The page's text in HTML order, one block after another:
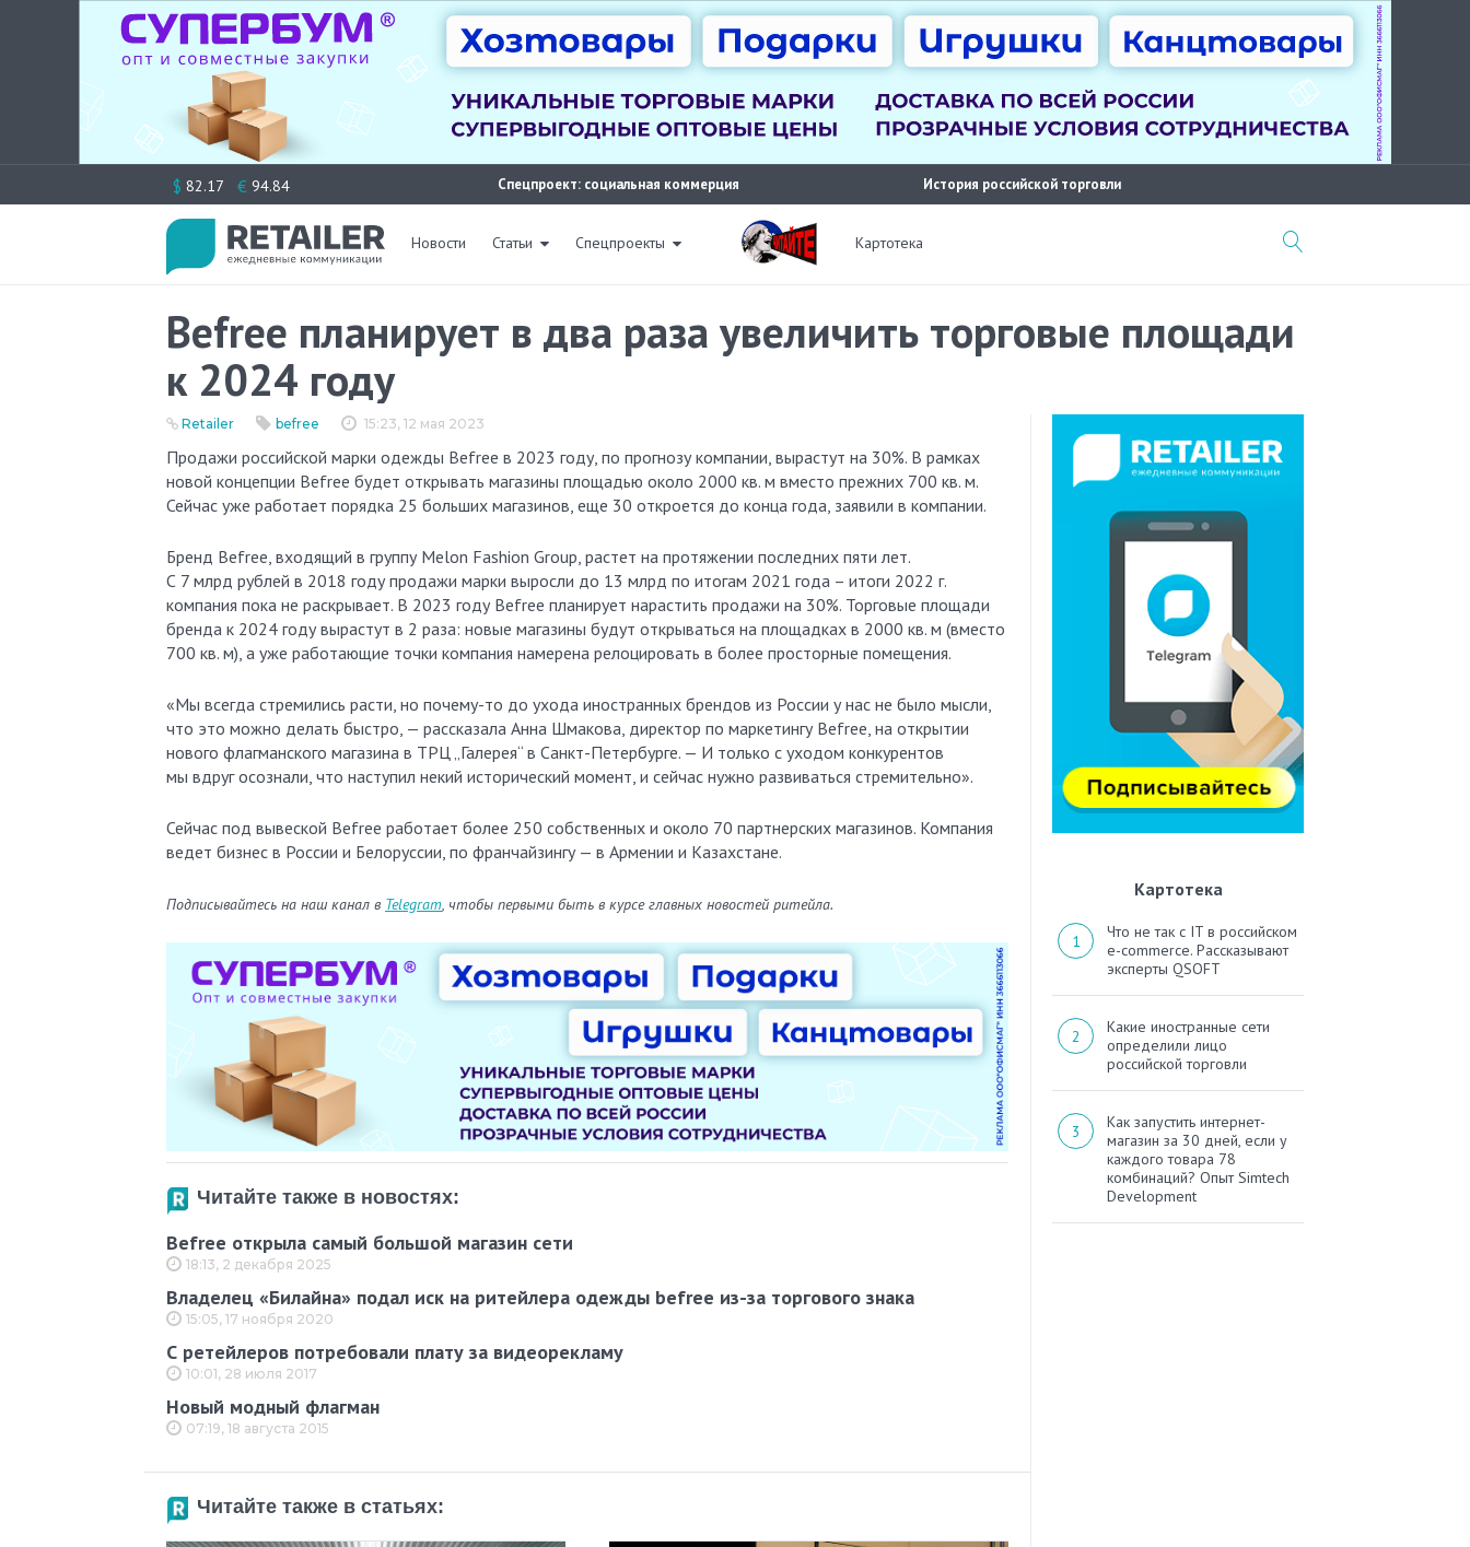
к
$ 82.17 € 94.84 Спецпроект: социальная коммерция История российской торговли
Новости Статьи Спецпроекты Картотека
Befree планирует в два раза увеличить торговые площади
к 2024 году
15:23, 12 мая 2023
Retailer befree
Продажи российской марки одежды Befree в 2023 году, по прогнозу компании, вырастут на 30%. В рамках
новой концепции Befree будет открывать магазины площадью около 2000 кв. м вместо прежних 700 кв. м.
Сейчас уже работает порядка 25 больших магазинов, еще 30 откроется до конца года, заявили в компании.
Бренд Befree, входящий в группу Melon Fashion Group, растет на протяжении последних пяти лет.
С 7 млрд рублей в 2018 году продажи марки выросли до 13 млрд по итогам 2021 года – итоги 2022 г.
компания пока не раскрывает. В 2023 году Befree планирует нарастить продажи на 30%. Торговые площади
бренда к 2024 году вырастут в 2 раза: новые магазины будут открываться на площадках в 2000 кв. м (вместо
700 кв. м), а уже работающие точки компания намерена релоцировать в более просторные помещения.
«Мы всегда стремились расти, но почему-то до ухода иностранных брендов из России у нас не было мысли,
что это можно делать быстро, — рассказала Анна Шмакова, директор по маркетингу Befree, на открытии
нового флагманского магазина в ТРЦ „Галерея“ в Санкт-Петербурге. — И только с уходом конкурентов
мы вдруг осознали, что наступил некий исторический момент, и сейчас нужно развиваться стремительно».
Сейчас под вывеской Befree работает более 250 собственных и около 70 партнерских магазинов. Компания
ведет бизнес в России и Белоруссии, по франчайзингу — в Армении и Казахстане.
Подписывайтесь на наш канал в Telegram, чтобы первыми быть в курсе главных новостей ритейла.
Читайте также в новостях:
Befree открыла самый большой магазин сети
18:13, 2 декабря 2025
Владелец «Билайна» подал иск на ритейлера одежды befree из-за торгового знака
15:05, 17 ноября 2020
С ретейлеров потребовали плату за видеорекламу
10:01, 28 июля 2017
Новый модный флагман
07:19, 18 августа 2015
Читайте также в статьях:
Картотека
Что не так с IT в российском
e-commerce. Рассказывают
эксперты QSOFT
Какие иностранные сети
определили лицо
российской торговли
Как запустить интернет-
магазин за 30 дней, если у
каждого товара 78
комбинаций? Опыт Simtech
Development